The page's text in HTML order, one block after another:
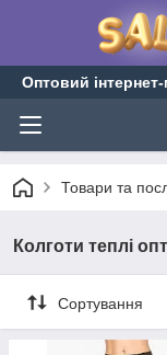
Оптовий
Товари та
Колготи теплі
Сортування